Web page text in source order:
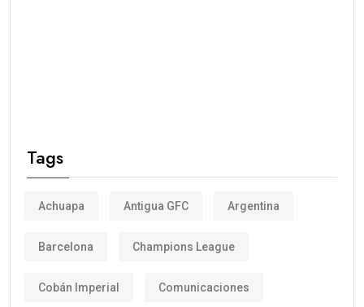
Tags
Achuapa Antigua GFC Argentina
Barcelona Champions League
Cobán Imperial Comunicaciones